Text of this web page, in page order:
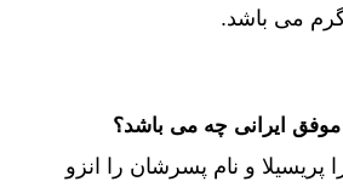
می باشد.
موفق ایرانی چه می باشد؟
پریسیلا و نام پسرشان را انزو